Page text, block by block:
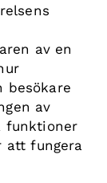
av en
besökare
av
funktioner
att fungera